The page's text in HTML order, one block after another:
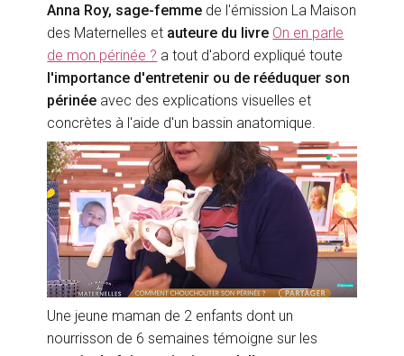
Anna Roy, sage-femme de l'émission La Maison
des Maternelles et auteure du livre On en parle
de mon périnée ? a tout d'abord expliqué toute
l'importance d'entretenir ou de rééduquer son
périnée avec des explications visuelles et
concrètes à l'aide d'un bassin anatomique.
Une jeune maman de 2 enfants dont un
nourrisson de 6 semaines témoigne sur les